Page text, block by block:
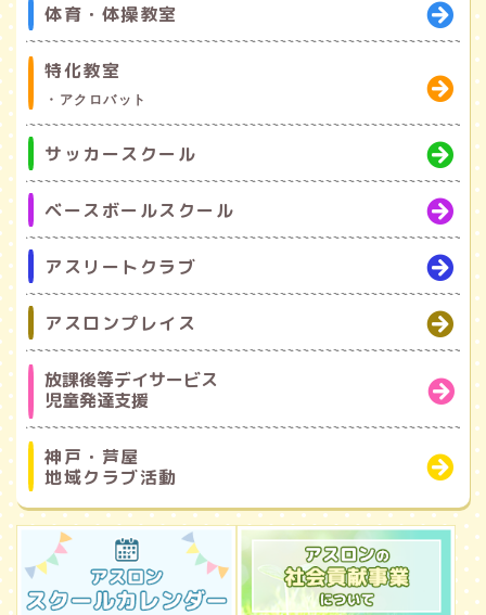
体育・体操教室
特化教室
・アクロバット
サッカースクール
ベースボールスクール
アスリートクラブ
アスロンプレイス
放課後等デイサービス
児童発達支援
神戸・芦屋
地域クラブ活動